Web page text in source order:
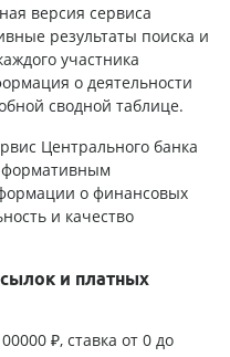
версия сервиса
результаты поиска и
участника
о деятельности
сводной таблице.
Центрального банка
о финансовых
и качество
и платных
₽, ставка от 0 до